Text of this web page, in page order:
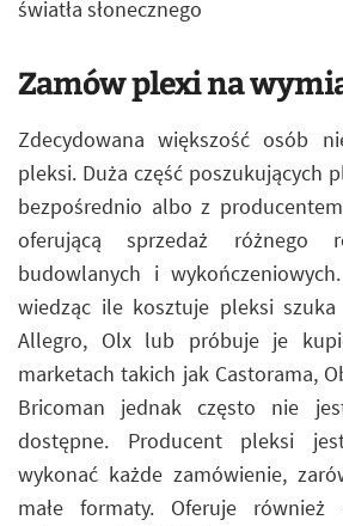
światła słonecznego
Zamów plexi na
Zdecydowana większość osób
pleksi. Duża część poszukujących
bezpośrednio albo z
oferującą sprzedaż różnego
budowlanych i
wiedząc ile kosztuje pleksi
Allegro, Olx lub próbuje je
marketach takich jak Castorama,
Bricoman jednak często nie
dostępne. Producent pleksi
wykonać każde zamówienie,
małe formaty. Oferuje również